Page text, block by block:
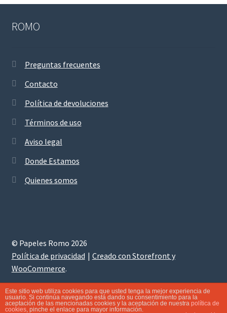
ROMO
Preguntas frecuentes
Contacto
Política de devoluciones
Términos de uso
Aviso legal
Donde Estamos
Quienes somos
© Papeles Romo 2026
Política de privacidad
Creado con Storefront y
WooCommerce.
0
Este sitio web utiliza cookies para que usted tenga la mejor experiencia de
usuario. Si continúa navegando está dando su consentimiento para la
aceptación de las mencionadas cookies y la aceptación de nuestra política de
cookies, pinche el enlace para mayor información.